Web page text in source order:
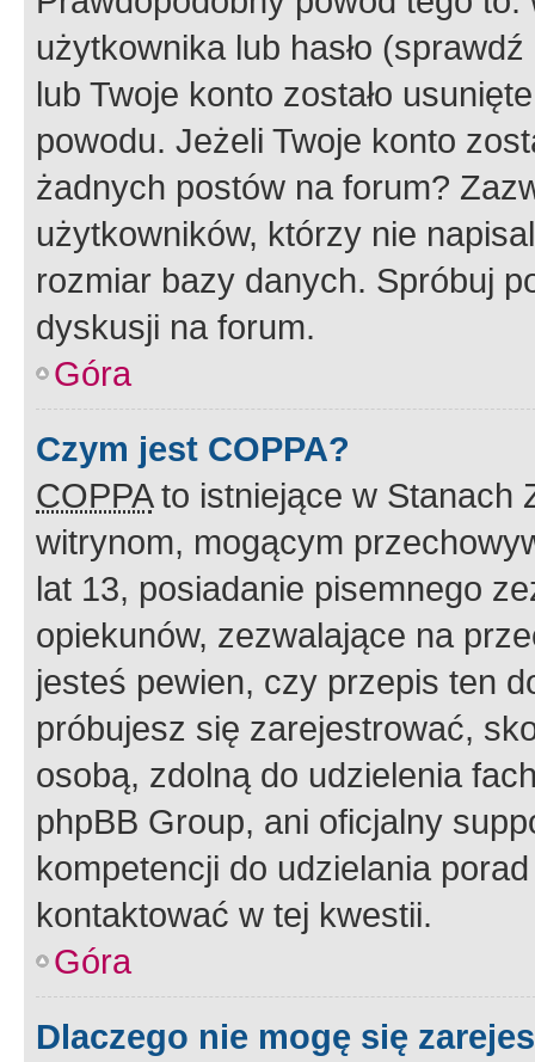
użytkownika lub hasło
lub Twoje konto zostało
powodu. Jeżeli Twoje konto
żadnych postów na forum?
użytkowników, którzy nie
rozmiar bazy danych. Spróbuj
dyskusji na forum.
Góra
Czym jest COPPA?
COPPAto istniejące w Stanach
witrynom, mogącym
lat 13, posiadanie pisemnego
opiekunów, zezwalające na
jesteś pewien, czy przepis ten
próbujesz się zarejestrować,
osobą, zdolną do udzielenia
phpBB Group, ani oficjalny
kompetencji do udzielania
kontaktować w tej kwestii.
Góra
Dlaczego nie mogę się